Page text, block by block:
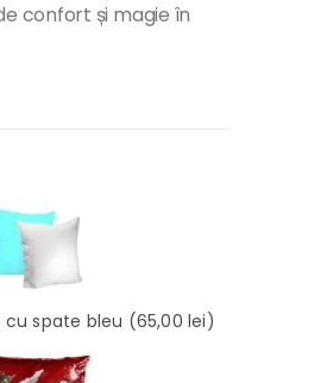
confort și magie în
cu spate bleu (65,00 lei)